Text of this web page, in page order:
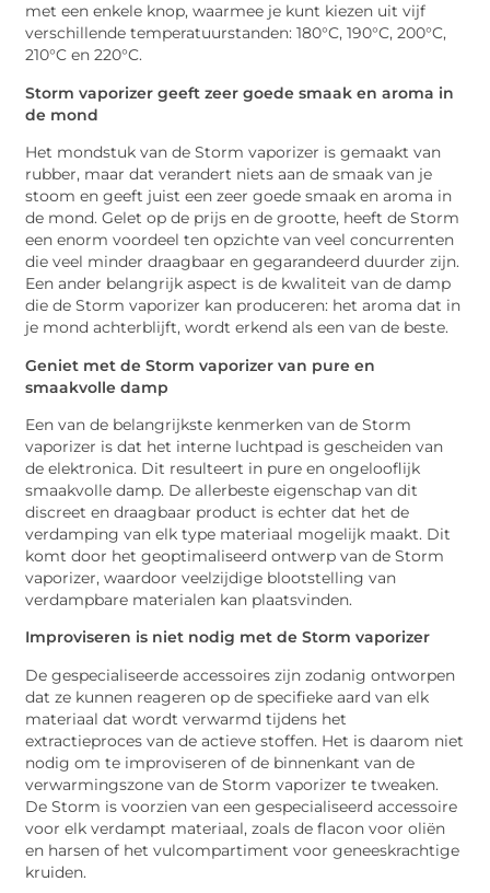
met een enkele knop, waarmee je kunt kiezen uit vijf
verschillende temperatuurstanden: 180°C, 190°C, 200°C,
210°C en 220°C.
Storm vaporizer geeft zeer goede smaak en aroma in
de mond
Het mondstuk van de Storm vaporizer is gemaakt van
rubber, maar dat verandert niets aan de smaak van je
stoom en geeft juist een zeer goede smaak en aroma in
de mond. Gelet op de prijs en de grootte, heeft de Storm
een ​​enorm voordeel ten opzichte van veel concurrenten
die veel minder draagbaar en gegarandeerd duurder zijn.
Een ander belangrijk aspect is de kwaliteit van de damp
die de Storm vaporizer kan produceren: het aroma dat in
je mond achterblijft, wordt erkend als een van de beste.
Geniet met de Storm vaporizer van pure en
smaakvolle damp
Een van de belangrijkste kenmerken van de Storm
vaporizer is dat het interne luchtpad is gescheiden van
de elektronica. Dit resulteert in pure en ongelooflijk
smaakvolle damp. De allerbeste eigenschap van dit
discreet en draagbaar product is echter dat het de
verdamping van elk type materiaal mogelijk maakt. Dit
komt door het geoptimaliseerd ontwerp van de Storm
vaporizer, waardoor veelzijdige blootstelling van
verdampbare materialen kan plaatsvinden.
Improviseren is niet nodig met de Storm vaporizer
De gespecialiseerde accessoires zijn zodanig ontworpen
dat ze kunnen reageren op de specifieke aard van elk
materiaal dat wordt verwarmd tijdens het
extractieproces van de actieve stoffen. Het is daarom niet
nodig om te improviseren of de binnenkant van de
verwarmingszone van de Storm vaporizer te tweaken.
De Storm is voorzien van een gespecialiseerd accessoire
voor elk verdampt materiaal, zoals de flacon voor oliën
en harsen of het vulcompartiment voor geneeskrachtige
kruiden.